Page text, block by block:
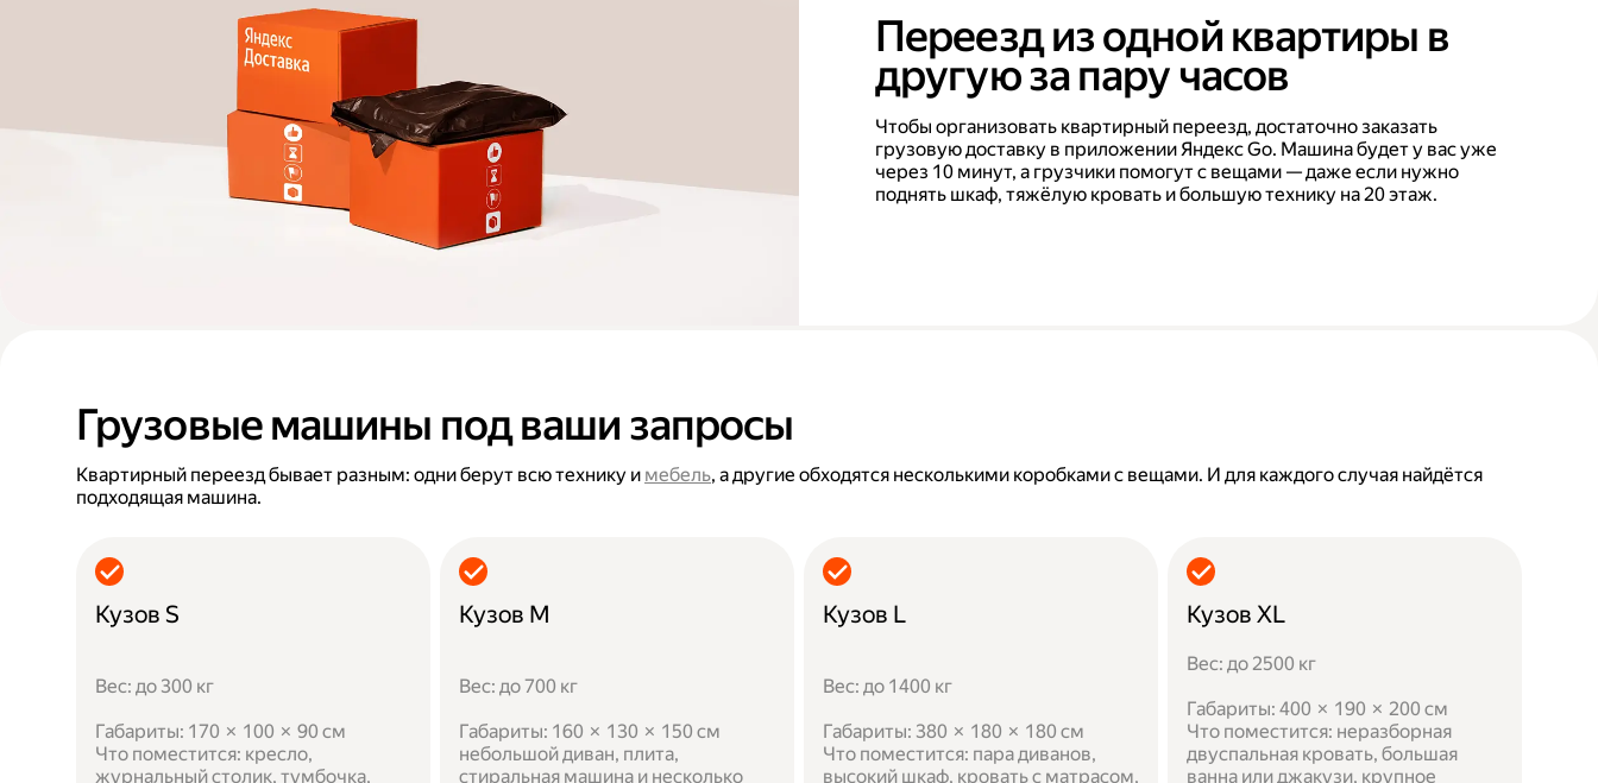
Переезд из одной квартиры в
другую за пару часов
Чтобы организовать квартирный переезд, достаточно заказать
грузовую доставку в приложении Яндекс Go. Машина будет у вас уже
через 10 минут, а грузчики помогут с вещами — даже если нужно
поднять шкаф, тяжёлую кровать и большую технику на 20 этаж.
Грузовые машины под ваши запросы
Квартирный переезд бывает разным: одни берут всю технику и мебель, а другие обходятся несколькими коробками с вещами. И для каждого случая найдётся
подходящая машина.
Кузов S
Вес: до 300 кг
Габариты: 170 × 100 × 90 см
Что поместится: кресло,
журнальный столик, тумбочка,
Кузов M
Вес: до 700 кг
Габариты: 160 × 130 × 150 см
небольшой диван, плита,
стиральная машина и несколько
Кузов L
Вес: до 1400 кг
Габариты: 380 × 180 × 180 см
Что поместится: пара диванов,
высокий шкаф, кровать с матрасом,
Кузов XL
Вес: до 2500 кг
Габариты: 400 × 190 × 200 см
Что поместится: неразборная
двуспальная кровать, большая
ванна или джакузи, крупное